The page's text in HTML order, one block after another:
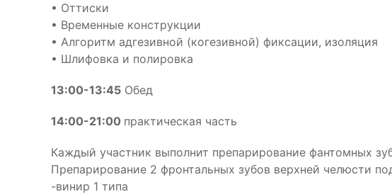
• Оттиски
• Временные конструкции
• Алгоритм адгезивной (когезивной) фиксации, изоляция
• Шлифовка и полировка
13:00-13:45 Обед
14:00-21:00 практическая часть
Каждый участник выполнит препарирование фантомных
Препарирование 2 фронтальных зубов верхней челюсти
-винир 1 типа